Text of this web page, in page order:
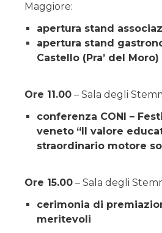
Maggiore:
apertura stand
apertura stand
Castello (Pra’ del Moro)
Ore 11.00 – Sala degli
conferenza CONI –
veneto “Il valore
straordinario motore
Ore 15.00 – Sala degli
cerimonia di
meritevoli